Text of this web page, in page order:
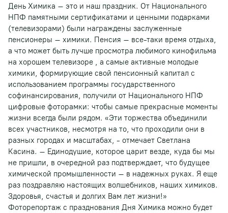
День Химика – это и наш праздник. От Национального
НПФ памятными сертификатами и ценными подарками
(телевизорами) были награждены заслуженные
пенсионеры – химики. Пенсия – все-таки время отдыха,
а что может быть лучше просмотра любимого кинофильма
на хорошем телевизоре , а самые активные молодые
химики, формирующие свой пенсионный капитал с
использованием программы государственного
софинансирования, получили от Национального НПФ
цифровые фоторамки: чтобы самые прекрасные моменты
жизни всегда были рядом. «Эти торжества объединили
всех участников, несмотря на то, что проходили они в
разных городах и масштабах, - отмечает Светлана
Касина. – Единодушие, которое царит везде, куда бы мы
не пришли, в очередной раз подтверждает, что будущее
химической промышленности – в надежных руках. Я еще
раз поздравляю настоящих волшебников, наших химиков.
Здоровья, счастья и долгих Вам лет жизни!»
Фоторепортаж с празднования Дня Химика можно будет